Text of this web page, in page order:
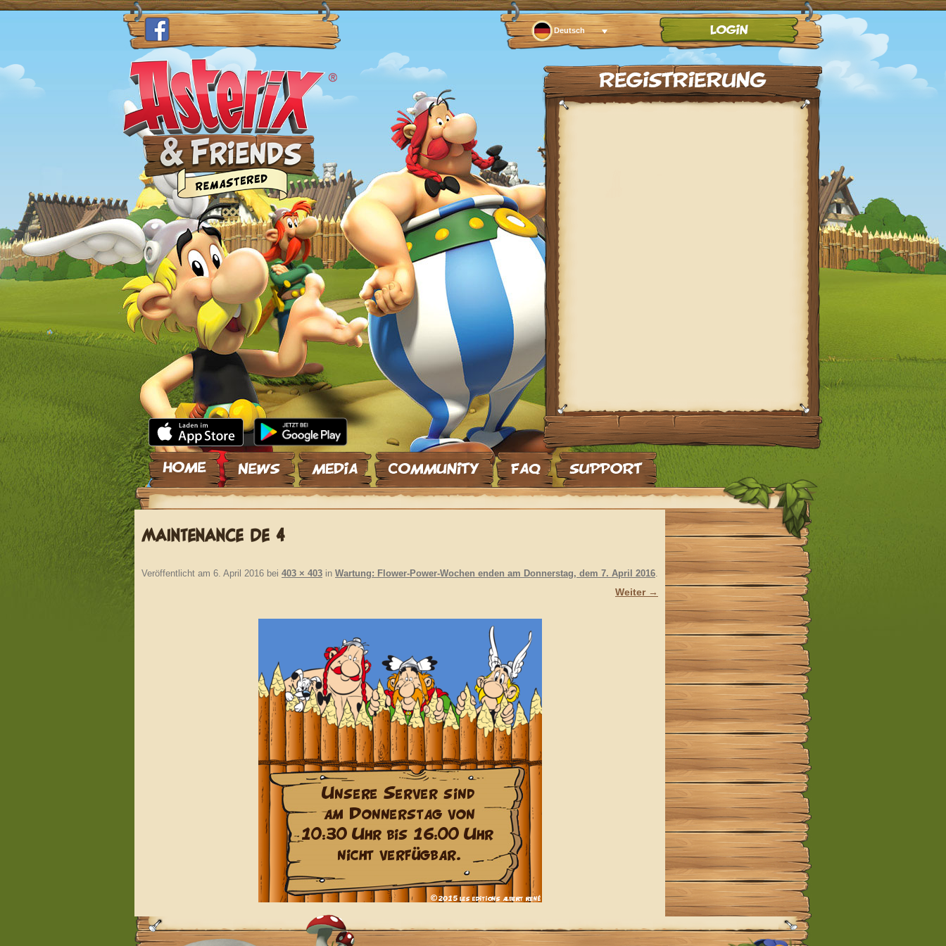
Deutsch
Zum Inhalt springen
MAINTENANCE DE 4
Veröffentlicht am 6. April 2016 bei 403 × 403 in Wartung: Flower-Power-Wochen enden am Donnerstag, dem 7. April 2016.
Weiter →